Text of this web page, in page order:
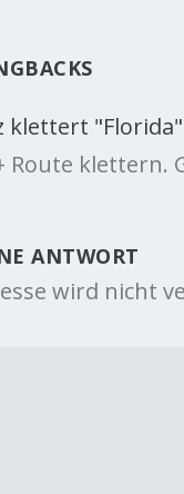
klettert
Route klettern.
ANTWORT
wird nicht